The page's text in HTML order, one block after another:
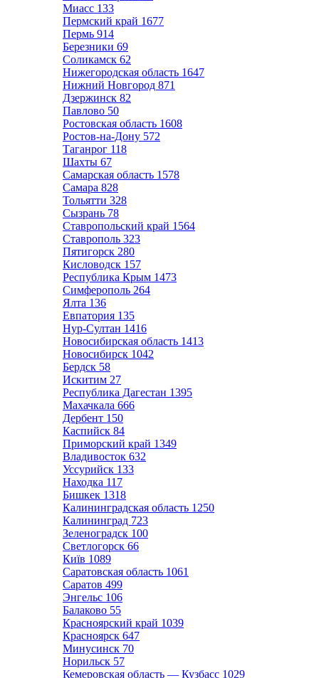
Миасс 133
Пермский край 1677
Пермь 914
Березники 69
Соликамск 62
Нижегородская область 1647
Нижний Новгород 871
Дзержинск 82
Павлово 50
Ростовская область 1608
Ростов-на-Дону 572
Таганрог 118
Шахты 67
Самарская область 1578
Самара 828
Тольятти 328
Сызрань 78
Ставропольский край 1564
Ставрополь 323
Пятигорск 280
Кисловодск 157
Республика Крым 1473
Симферополь 264
Ялта 136
Евпатория 135
Нур-Султан 1416
Новосибирская область 1413
Новосибирск 1042
Бердск 58
Искитим 27
Республика Дагестан 1395
Махачкала 666
Дербент 150
Каспийск 84
Приморский край 1349
Владивосток 632
Уссурийск 133
Находка 117
Бишкек 1318
Калининградская область 1250
Калининград 723
Зеленоградск 100
Светлогорск 66
Київ 1089
Саратовская область 1061
Саратов 499
Энгельс 106
Балаково 55
Красноярский край 1039
Красноярск 647
Минусинск 70
Норильск 57
Кемеровская область — Кузбасс 1029